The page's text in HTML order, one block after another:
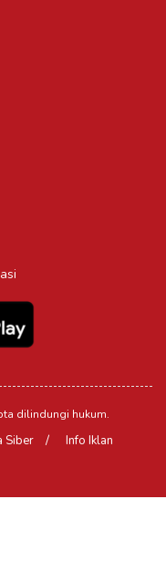
dilindungi hukum.
Siber Info Iklan